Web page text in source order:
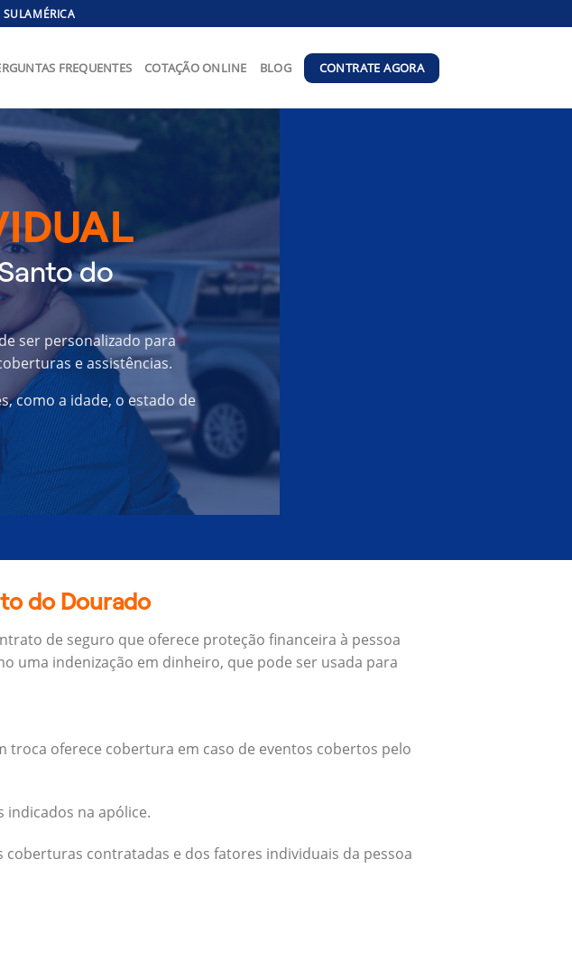
FREQUENTES COTAÇÃO ONLINE BLOG CONTRATE AGORA
do
ser personalizado para
e assistências.
como a idade, o estado de
do Dourado
de seguro que oferece proteção financeira à pessoa
uma indenização em dinheiro, que pode ser usada para
troca oferece cobertura em caso de eventos cobertos pelo
indicados na apólice.
contratadas e dos fatores individuais da pessoa